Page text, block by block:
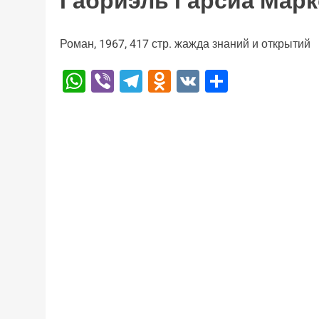
Роман, 1967, 417 стр. жажда знаний и открытий
WhatsApp
ViberTelegram
Odnoklassniki
VK